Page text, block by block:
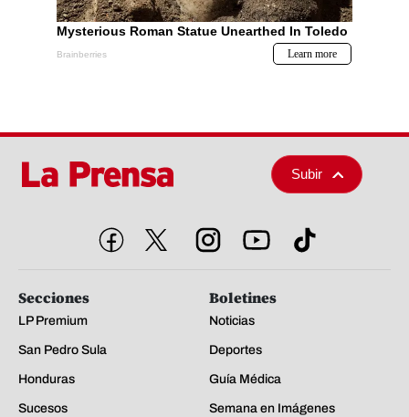
Subir
Secciones
LP Premium
San Pedro Sula
Honduras
Sucesos
Boletines
Noticias
Deportes
Guía Médica
Semana en Imágenes